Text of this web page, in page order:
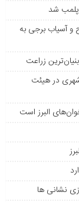
و آسیاب برجی به
زراعت
در هیئت
البرز است
نشانی ها